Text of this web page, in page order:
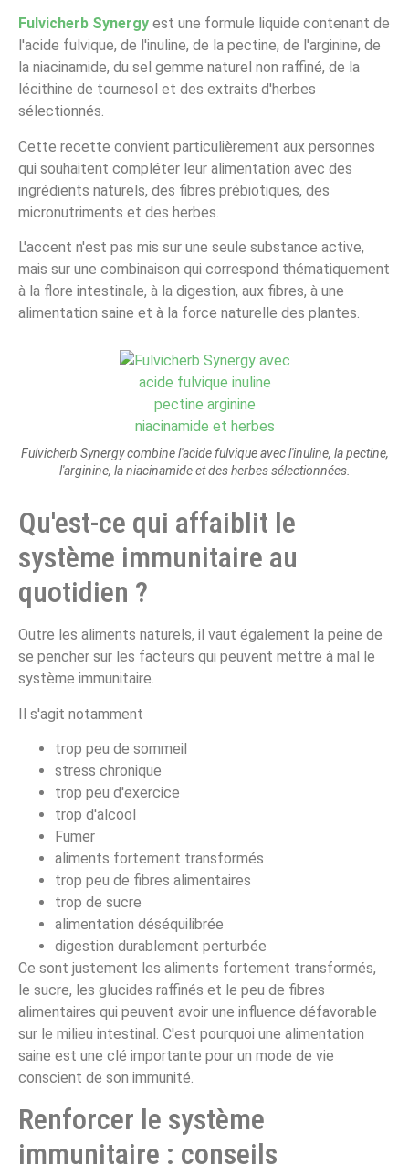
Fulvicherb Synergy est une formule liquide contenant de
l'acide fulvique, de l'inuline, de la pectine, de l'arginine, de
la niacinamide, du sel gemme naturel non raffiné, de la
lécithine de tournesol et des extraits d'herbes
sélectionnés.
Cette recette convient particulièrement aux personnes
qui souhaitent compléter leur alimentation avec des
ingrédients naturels, des fibres prébiotiques, des
micronutriments et des herbes.
L'accent n'est pas mis sur une seule substance active,
mais sur une combinaison qui correspond thématiquement
à la flore intestinale, à la digestion, aux fibres, à une
alimentation saine et à la force naturelle des plantes.
Fulvicherb Synergy combine l'acide fulvique avec l'inuline, la pectine,
l'arginine, la niacinamide et des herbes sélectionnées.
Qu'est-ce qui affaiblit le
système immunitaire au
quotidien ?
Outre les aliments naturels, il vaut également la peine de
se pencher sur les facteurs qui peuvent mettre à mal le
système immunitaire.
Il s'agit notamment
trop peu de sommeil
stress chronique
trop peu d'exercice
trop d'alcool
Fumer
aliments fortement transformés
trop peu de fibres alimentaires
trop de sucre
alimentation déséquilibrée
digestion durablement perturbée
Ce sont justement les aliments fortement transformés,
le sucre, les glucides raffinés et le peu de fibres
alimentaires qui peuvent avoir une influence défavorable
sur le milieu intestinal. C'est pourquoi une alimentation
saine est une clé importante pour un mode de vie
conscient de son immunité.
Renforcer le système
immunitaire : conseils